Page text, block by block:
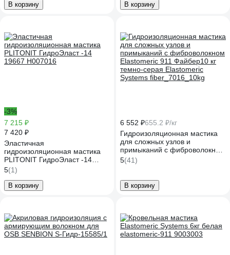
В корзину В корзину
-3%
7 215 ₽
7 420 ₽
Эластичная
гидроизоляционная мастика
PLITONIT ГидроЭласт -14
19667 Н007016
5(1)
В корзину
6 552 ₽655.2 ₽/кг
Гидроизоляционная мастика
для сложных узлов и
примыканий с фиброволокном
Elastomeric 911 Файбер10 кг
темно-серая Elastomeric
5(41)
В корзину